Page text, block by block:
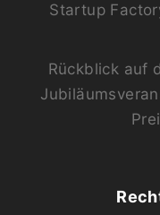
Startup
Rückblick auf